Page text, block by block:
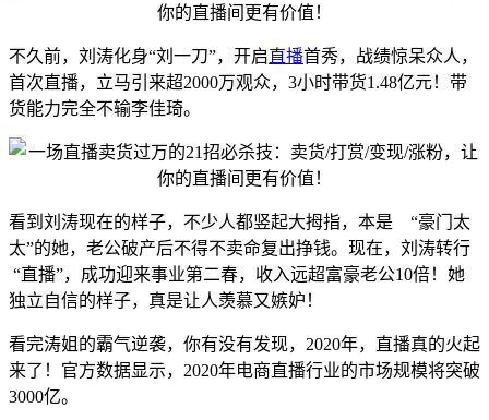
不久前，刘涛化身“刘一刀”，开启直播首秀，战绩惊呆众人，
首次直播，立马引来超2000万观众，3小时带货1.48亿元！带
货能力完全不输李佳琦。
看到刘涛现在的样子，不少人都竖起大拇指，本是 “豪门太
太”的她，老公破产后不得不卖命复出挣钱。现在，刘涛转行
“直播”，成功迎来事业第二春，收入远超富豪老公10倍！她
独立自信的样子，真是让人羡慕又嫉妒！
看完涛姐的霸气逆袭，你有没有发现，2020年，直播真的火起
来了！官方数据显示，2020年电商直播行业的市场规模将突破
3000亿。